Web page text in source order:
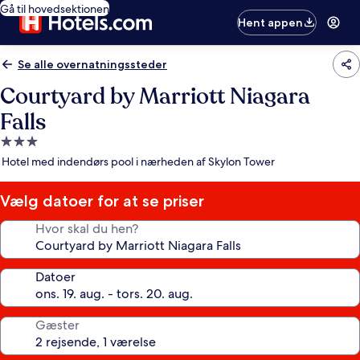
Gå til hovedsektionen
Hent appen
Se alle overnatningssteder
Courtyard by Marriott Niagara
Falls
3.0-
stjernet
Hotel med indendørs pool i nærheden af Skylon Tower
Vælg datoer for at se priser
Hvor skal du hen?
Datoer
Gæster